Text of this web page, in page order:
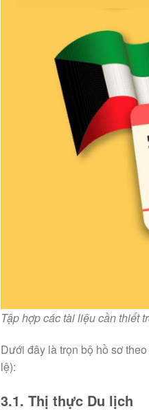
Tập hợp các tài liệu cần thiết
Dưới đây là trọn bộ hồ sơ
lệ):
3.1. Thị thực Du lịch